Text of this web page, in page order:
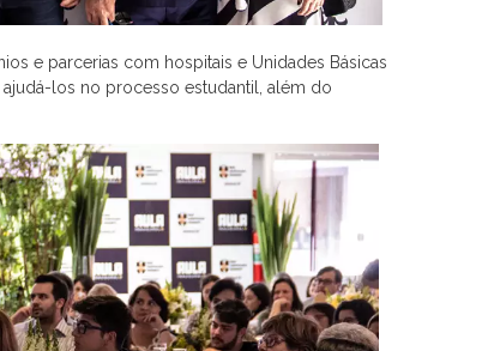
e parcerias com hospitais e Unidades Básicas
los no processo estudantil, além do